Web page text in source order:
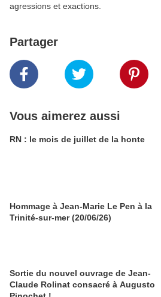
agressions et exactions.
Partager
Vous aimerez aussi
RN : le mois de juillet de la honte
Hommage à Jean-Marie Le Pen à la
Trinité-sur-mer (20/06/26)
Sortie du nouvel ouvrage de Jean-
Claude Rolinat consacré à Augusto